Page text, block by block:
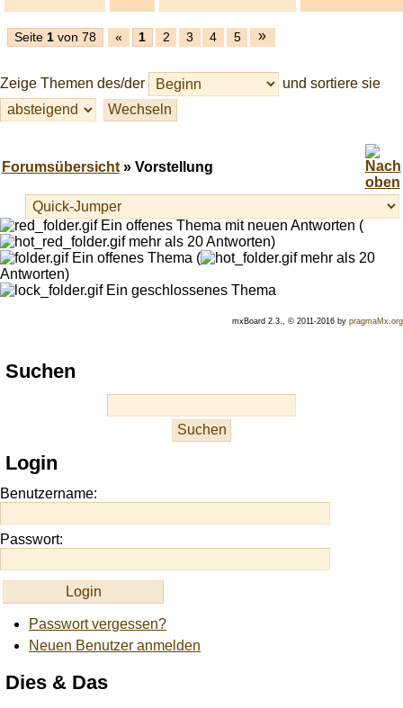
Seite 1von 78 « 1 2 3 4 5 »
Zeige Themen des/der und sortiere sie
Forumsübersicht» Vorstellung
Ein offenes Thema mit neuen Antworten (
mehr als 20 Antworten)
Ein offenes Thema (
mehr als 20
Antworten)
Ein geschlossenes Thema
mxBoard 2.3., © 2011-2016 by pragmaMx.org
Play
best
site
https://onlineslots.money/
Suchen
Login
Benutzername:
Passwort:
Passwort vergessen?
Neuen Benutzer anmelden
Dies & Das